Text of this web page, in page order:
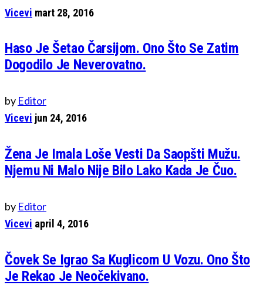
Vicevi mart 28, 2016
Haso Je Šetao Čarsijom. Ono Što Se Zatim
Dogodilo Je Neverovatno.
by Editor
Vicevi jun 24, 2016
Žena Je Imala Loše Vesti Da Saopšti Mužu.
Njemu Ni Malo Nije Bilo Lako Kada Je Čuo.
by Editor
Vicevi april 4, 2016
Čovek Se Igrao Sa Kuglicom U Vozu. Ono Što
Je Rekao Je Neočekivano.